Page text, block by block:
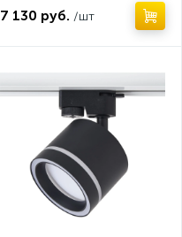
7 130 руб. /шт